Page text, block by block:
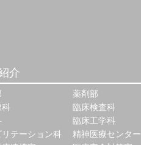
介
薬剤部
科
臨床検査科
臨床工学科
テーション科
精神医療センター